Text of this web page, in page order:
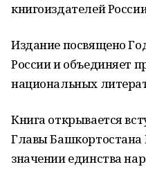
книгоиздателей
Издание посвящено
России и объединяет
национальных
Книга открывается
Главы Башкортостана
значении единства